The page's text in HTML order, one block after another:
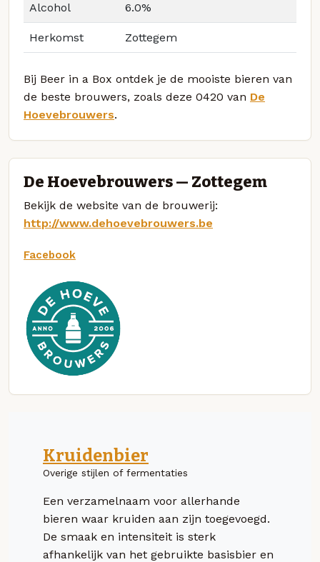
Alcohol 6.0%
Herkomst Zottegem
Bij Beer in a Box ontdek je de mooiste bieren van
de beste brouwers, zoals deze 0420 van De
Hoevebrouwers.
De Hoevebrouwers — Zottegem
Bekijk de website van de brouwerij:
http://www.dehoevebrouwers.be
Facebook
Kruidenbier
Overige stijlen of fermentaties
Een verzamelnaam voor allerhande
bieren waar kruiden aan zijn toegevoegd.
De smaak en intensiteit is sterk
afhankelijk van het gebruikte basisbier en